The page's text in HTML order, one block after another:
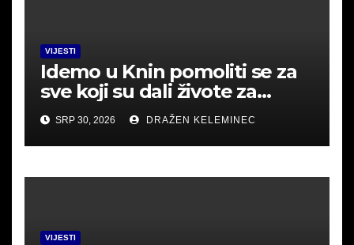
VIJESTI
Idemo u Knin pomoliti se za
sve koji su dali živote za
Hrvatsku.
SRP 30, 2026 DRAŽEN KELEMINEC
VIJESTI